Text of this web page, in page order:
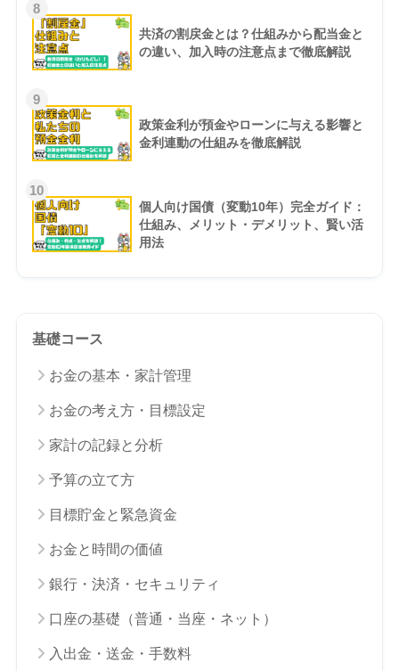
8
共済の割戻金とは？仕組みから配当金と
の違い、加入時の注意点まで徹底解説
9
政策金利が預金やローンに与える影響と
金利連動の仕組みを徹底解説
10
個人向け国債（変動10年）完全ガイド：
仕組み、メリット・デメリット、賢い活
用法
基礎コース
お金の基本・家計管理
お金の考え方・目標設定
家計の記録と分析
予算の立て方
目標貯金と緊急資金
お金と時間の価値
銀行・決済・セキュリティ
口座の基礎（普通・当座・ネット）
入出金・送金・手数料